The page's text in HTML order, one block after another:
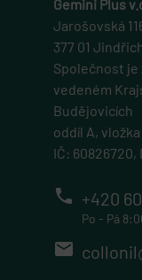
Gemini Plus
Jarošovská
377 01
Společnost je
vedeném
Budějovicích
oddíl A, vložka
IČ: 60826720,
phone +420
Po - Pá
email